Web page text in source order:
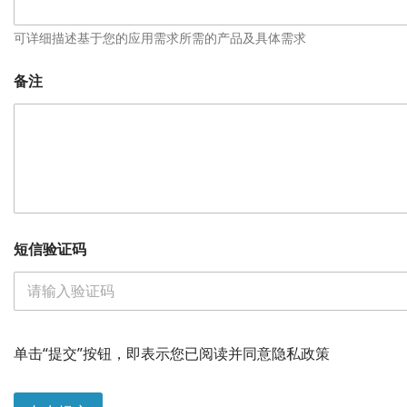
可详细描述基于您的应用需求所需的产品及具体需求
备注
短信验证码
单击“提交”按钮，即表示您已阅读并同意隐私政策